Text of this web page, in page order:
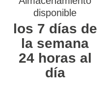
disponible
los 7 días de
la semana
24 horas al
día